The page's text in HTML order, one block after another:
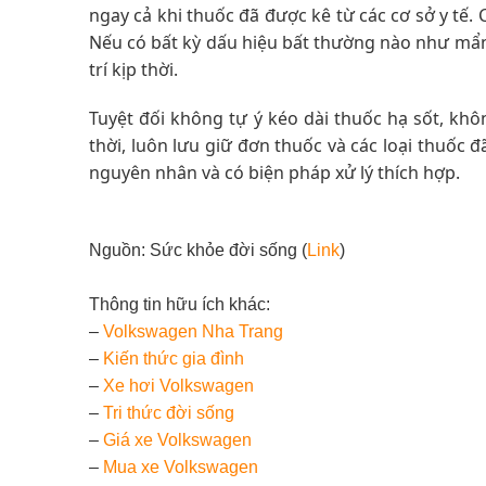
ngay cả khi thuốc đã được kê từ các cơ sở y
Nếu có bất kỳ dấu hiệu bất thường nào như
trí kịp thời.
Tuyệt đối không tự ý kéo dài thuốc hạ sốt,
thời, luôn lưu giữ đơn thuốc và các loại thuốc
nguyên nhân và có biện pháp xử lý thích hợp.
Nguồn: Sức khỏe đời sống (Link)
Thông tin hữu ích khác:
– Volkswagen Nha Trang
– Kiến thức gia đình
– Xe hơi Volkswagen
– Tri thức đời sống
– Giá xe Volkswagen
– Mua xe Volkswagen